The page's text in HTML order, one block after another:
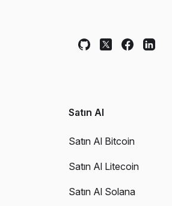
Satın Al
Satın Al Bitcoin
Satın Al Litecoin
Satın Al Solana